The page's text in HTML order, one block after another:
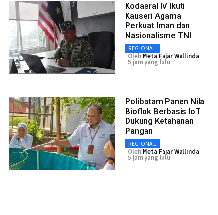
Kodaeral IV Ikuti
Kauseri Agama
Perkuat Iman dan
Nasionalisme TNI
REGIONAL
Oleh Meta Fajar Wallinda
5 jam yang lalu
Polibatam Panen Nila
Bioflok Berbasis IoT
Dukung Ketahanan
Pangan
REGIONAL
Oleh Meta Fajar Wallinda
5 jam yang lalu